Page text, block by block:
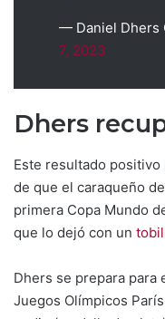
— Daniel Dhers
7, 2023
Dhers
Este resultado
de que el caraqueño
primera Copa Mundo
que lo dejó con un
Dhers se prepara para
Juegos Olímpicos